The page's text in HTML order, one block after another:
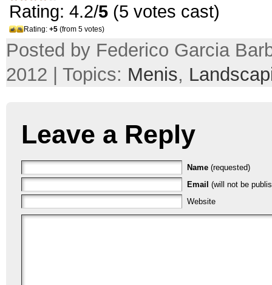
Rating: 4.2/5 (5 votes cast)
Rating: +5 (from 5 votes)
Posted by Federico Garcia
2012 | Topics: Menis,
Leave a Reply
Name (requested)
Email (will not be
Website